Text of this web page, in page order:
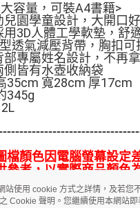
容量，可裝A4書籍>
兒園學童設計，大開口
用3D人體工學軟墊，舒
透氣減壓背帶，胸扣可
部專屬姓名設計，不再
側皆有水壺收納袋
35cm 寬28cm 厚17cm
345g
顏色因電腦螢幕設定
參考，以實際商品顏色
站使用 cookie 方式之詳情，及若您
Cookie 聲明。您繼續使用本網站